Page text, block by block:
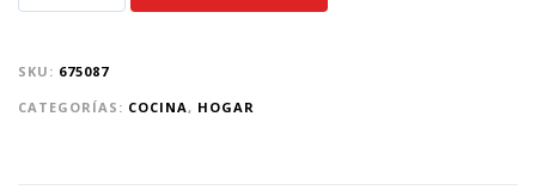
SKU: 675087
CATEGORÍAS: COCINA, HOGAR